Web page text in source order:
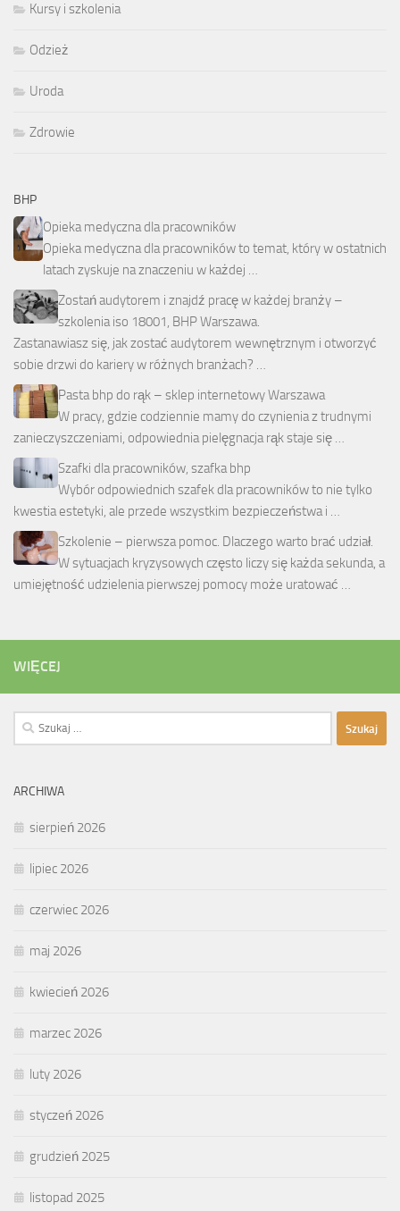
Kursy i szkolenia
Odzież
Uroda
Zdrowie
BHP
Opieka medyczna dla pracowników
Opieka medyczna dla pracowników to temat, który w ostatnich
latach zyskuje na znaczeniu w każdej …
Zostań audytorem i znajdź pracę w każdej branży –
szkolenia iso 18001, BHP Warszawa.
Zastanawiasz się, jak zostać audytorem wewnętrznym i otworzyć
sobie drzwi do kariery w różnych branżach? …
Pasta bhp do rąk – sklep internetowy Warszawa
W pracy, gdzie codziennie mamy do czynienia z trudnymi
zanieczyszczeniami, odpowiednia pielęgnacja rąk staje się …
Szafki dla pracowników, szafka bhp
Wybór odpowiednich szafek dla pracowników to nie tylko
kwestia estetyki, ale przede wszystkim bezpieczeństwa i …
Szkolenie – pierwsza pomoc. Dlaczego warto brać udział.
W sytuacjach kryzysowych często liczy się każda sekunda, a
umiejętność udzielenia pierwszej pomocy może uratować …
WIĘCEJ
Szukaj:
ARCHIWA
sierpień 2026
lipiec 2026
czerwiec 2026
maj 2026
kwiecień 2026
marzec 2026
luty 2026
styczeń 2026
grudzień 2025
listopad 2025